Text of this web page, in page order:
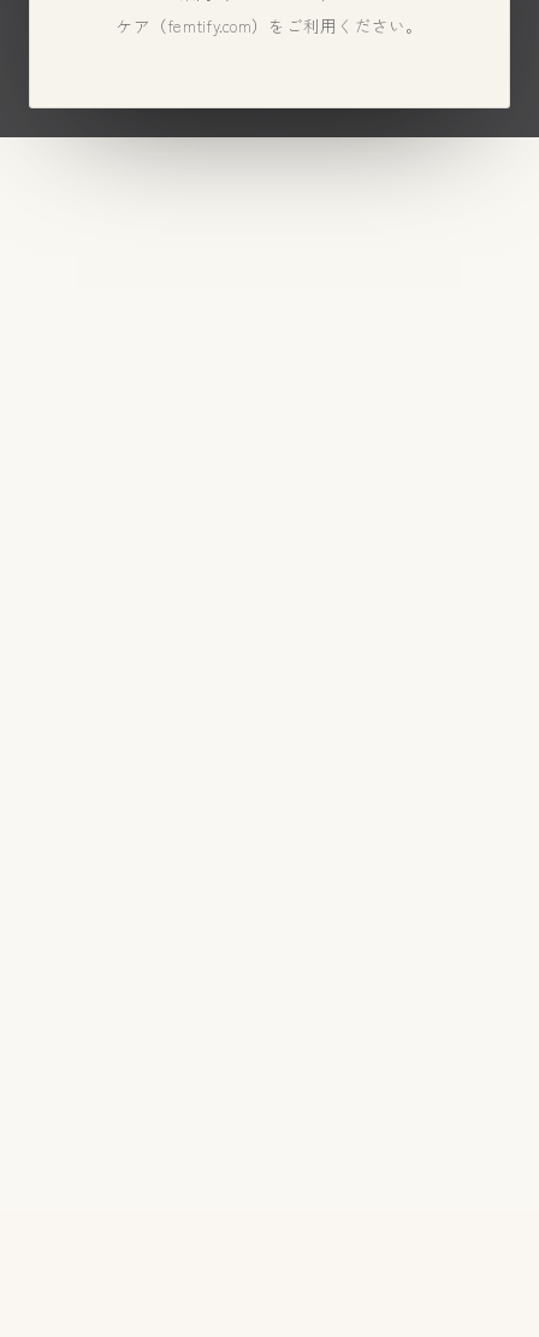
ケア（femtify.com）をご利用ください。